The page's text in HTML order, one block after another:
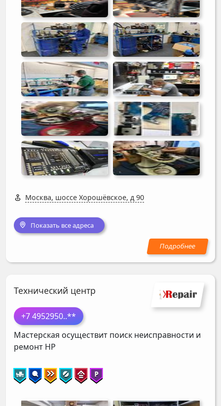
Москва, шоссе Хорошёвское, д 90
Показать все адреса
Технический центр
+7 4952950..**
Мастерская осуществит поиск неисправности и
ремонт HP